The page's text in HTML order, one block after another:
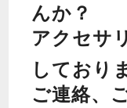
んか？
アクセサ
しており
ご連絡、